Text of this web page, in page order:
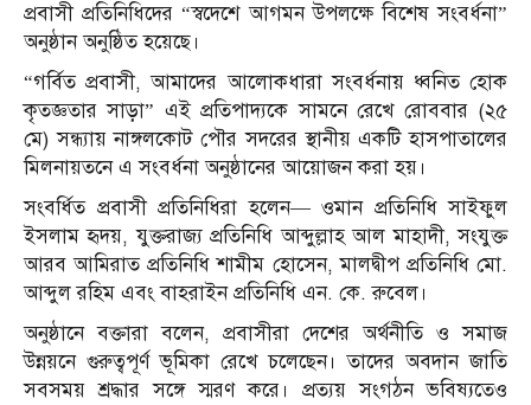
প্রবাসী প্রতিনিধিদের “স্বদেশে আগমন উপলক্ষে বিশেষ সংবর্ধনা”
অনুষ্ঠান অনুষ্ঠিত হয়েছে।
“গর্বিত প্রবাসী, আমাদের আলোকধারা সংবর্ধনায় ধ্বনিত হোক
কৃতজ্ঞতার সাড়া” এই প্রতিপাদ্যকে সামনে রেখে রোববার (২৫
মে) সন্ধ্যায় নাঙ্গলকোট পৌর সদরের স্থানীয় একটি হাসপাতালের
মিলনায়তনে এ সংবর্ধনা অনুষ্ঠানের আয়োজন করা হয়।
সংবর্ধিত প্রবাসী প্রতিনিধিরা হলেন— ওমান প্রতিনিধি সাইফুল
ইসলাম হৃদয়, যুক্তরাজ্য প্রতিনিধি আব্দুল্লাহ আল মাহাদী, সংযুক্ত
আরব আমিরাত প্রতিনিধি শামীম হোসেন, মালদ্বীপ প্রতিনিধি মো.
আব্দুল রহিম এবং বাহরাইন প্রতিনিধি এন. কে. রুবেল।
অনুষ্ঠানে বক্তারা বলেন, প্রবাসীরা দেশের অর্থনীতি ও সমাজ
উন্নয়নে গুরুত্বপূর্ণ ভূমিকা রেখে চলেছেন। তাদের অবদান জাতি
সবসময় শ্রদ্ধার সঙ্গে স্মরণ করে। প্রত্যয় সংগঠন ভবিষ্যতেও